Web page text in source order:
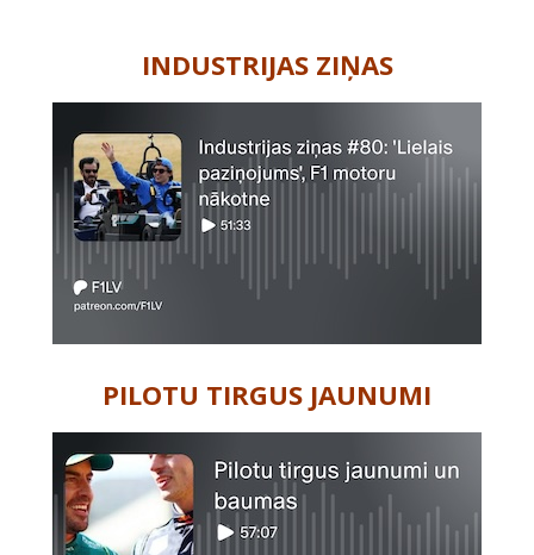
INDUSTRIJAS ZIŅAS
PILOTU TIRGUS JAUNUMI